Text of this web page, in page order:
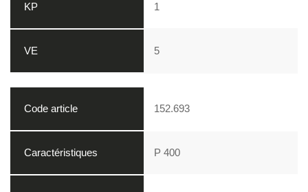
1
5
152.693
P 400